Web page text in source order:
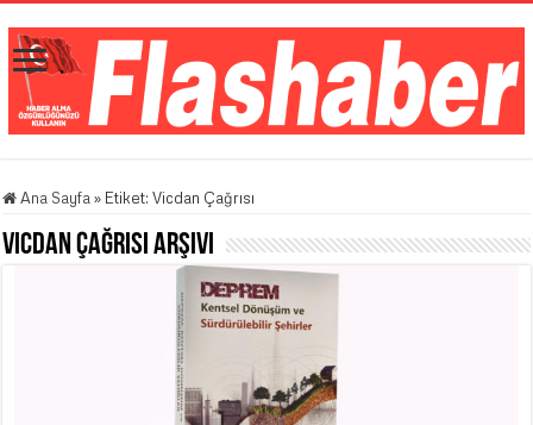
Ana Sayfa » Etiket:Vicdan Çağrısı
Vicdan ÇağrısıArşivi